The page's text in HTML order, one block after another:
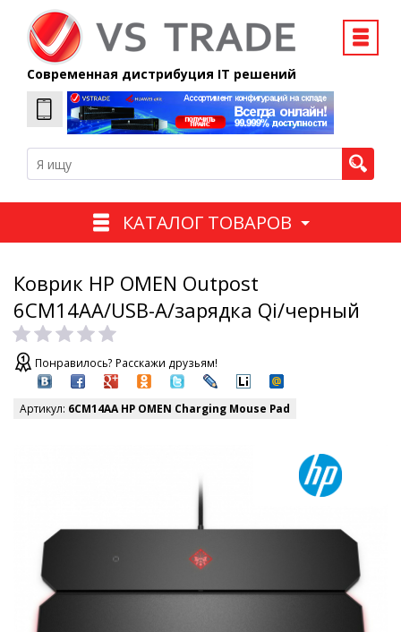
Современная дистрибуция IT решений
КАТАЛОГ ТОВАРОВ
Коврик HP OMEN Outpost
6CM14AA/USB-A/зарядка Qi/черный
Понравилось? Расскажи друзьям!
Артикул: 6CM14AA HP OMEN Charging Mouse Pad